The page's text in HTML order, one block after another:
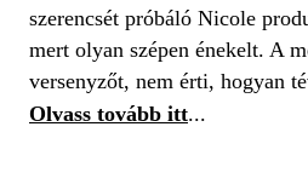
szerencsét próbáló Nicole
mert olyan szépen énekelt. A
versenyzőt, nem érti, hogyan
Olvass tovább itt...